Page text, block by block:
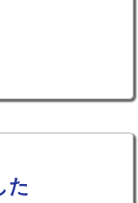
た